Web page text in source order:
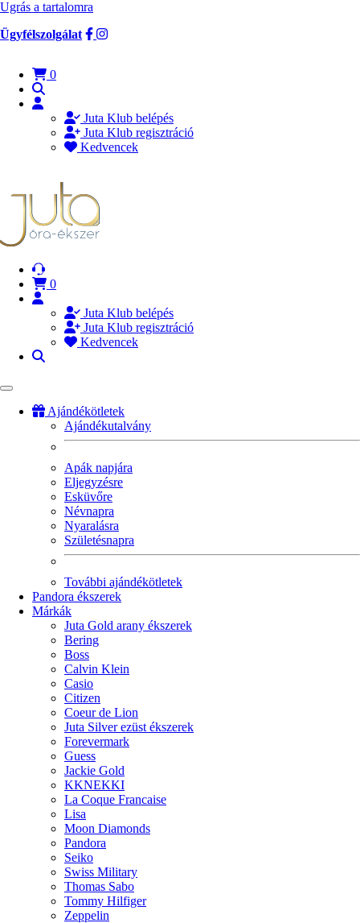
Ugrás a tartalomra
Ügyfélszolgálat
0
Juta Klub belépés
Juta Klub regisztráció
Kedvencek
0
Juta Klub belépés
Juta Klub regisztráció
Kedvencek
Ajándékötletek
Ajándékutalvány
Apák napjára
Eljegyzésre
Esküvőre
Névnapra
Nyaralásra
Születésnapra
További ajándékötletek
Pandora ékszerek
Márkák
Juta Gold arany ékszerek
Bering
Boss
Calvin Klein
Casio
Citizen
Coeur de Lion
Juta Silver ezüst ékszerek
Forevermark
Guess
Jackie Gold
KKNEKKI
La Coque Francaise
Lisa
Moon Diamonds
Pandora
Seiko
Swiss Military
Thomas Sabo
Tommy Hilfiger
Zeppelin